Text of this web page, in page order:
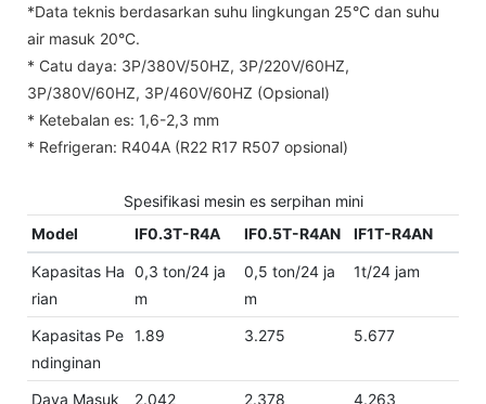
*Data teknis berdasarkan suhu lingkungan 25°C dan suhu
air masuk 20°C.
* Catu daya: 3P/380V/50HZ, 3P/220V/60HZ,
3P/380V/60HZ, 3P/460V/60HZ (Opsional)
* Ketebalan es: 1,6-2,3 mm
* Refrigeran: R404A (R22 R17 R507 opsional)
Spesifikasi mesin es serpihan mini
Model
IF0.3T-R4A IF0.5T-R4AN IF1T-R4AN
Kapasitas Ha
rian
0,3 ton/24 ja
m
0,5 ton/24 ja
m
1t/24 jam
Kapasitas Pe
ndinginan
1.89 3.275 5.677
Daya Masuk 2.042 2.378 4.263